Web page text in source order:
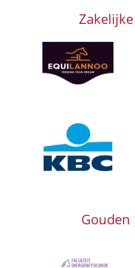
Afbeelding
Afbeelding
Afbeelding